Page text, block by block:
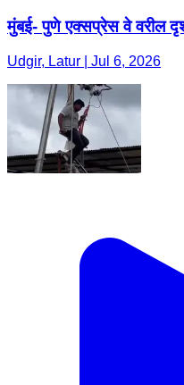
मुंबई- पुणे एक्सप्रेस वे वरील
Udgir, Latur | Jul 6, 2026